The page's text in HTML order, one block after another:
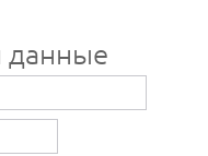
данные